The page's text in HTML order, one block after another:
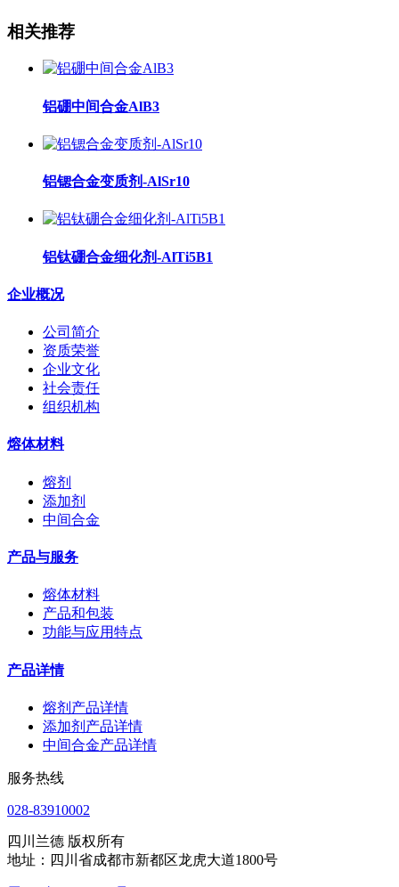
相关推荐
铝硼中间合金AlB3
铝锶合金变质剂-AlSr10
铝钛硼合金细化剂-AlTi5B1
企业概况
公司简介
资质荣誉
企业文化
社会责任
组织机构
熔体材料
熔剂
添加剂
中间合金
产品与服务
熔体材料
产品和包装
功能与应用特点
产品详情
熔剂产品详情
添加剂产品详情
中间合金产品详情
服务热线
028-83910002
四川兰德 版权所有
地址：四川省成都市新都区龙虎大道1800号